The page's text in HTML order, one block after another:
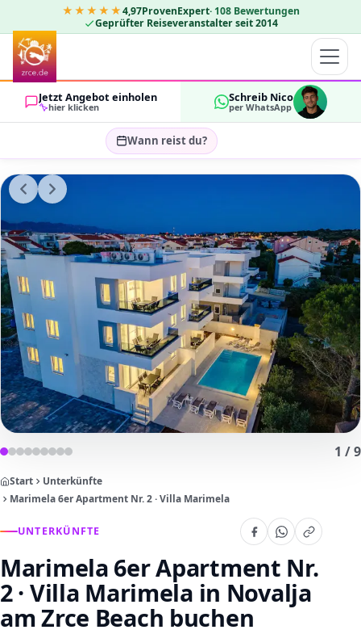
★★★★★4,97ProvenExpert· 108 Bewertungen
Geprüfter Reiseveranstalter seit 2014
Jetzt Angebot einholen
hier klicken
Schreib Nico
per WhatsApp
Wann reist du?
Reisezeitraum wählen…
GÄSTE
1 /9
Start
Unterkünfte
Marimela 6er Apartment Nr. 2 · Villa Marimela
UNTERKÜNFTE
Marimela 6er Apartment Nr.
2 · Villa Marimela in Novalja
am Zrce Beach buchen